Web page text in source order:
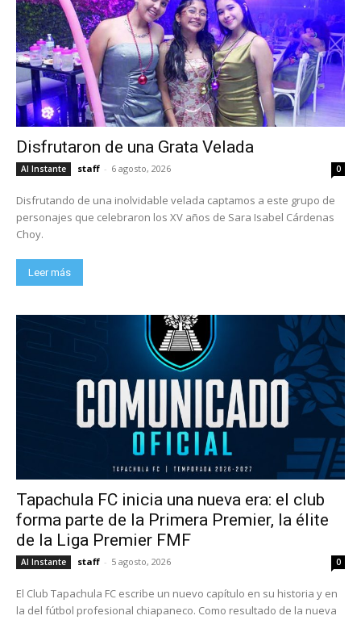
Disfrutaron de una Grata Velada
Al Instante staff - 6 agosto, 2026 0
Disfrutando de una inolvidable velada captamos a este grupo de
personajes que celebraron los XV años de Sara Isabel Cárdenas
Choy.
Leer más
Tapachula FC inicia una nueva era: el club
forma parte de la Primera Premier, la élite
de la Liga Premier FMF
Al Instante staff - 5 agosto, 2026 0
El Club Tapachula FC escribe un nuevo capítulo en su historia y en
la del fútbol profesional chiapaneco. Como resultado de la nueva